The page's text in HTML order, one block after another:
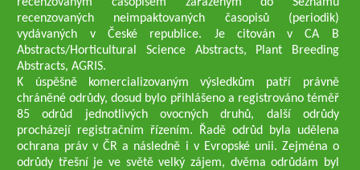
recenzovaných neimpaktovaných časopisů (periodik)
vydávaných v České republice. Je citován v CA B
Abstracts/Horticultural Science Abstracts, Plant Breeding
Abstracts, AGRIS.
K úspěšně komercializovaným výsledkům patří právně
chráněné odrůdy, dosud bylo přihlášeno a registrováno téměř
85 odrůd jednotlivých ovocných druhů, další odrůdy
procházejí registračním řízením. Řadě odrůd byla udělena
ochrana práv v ČR a následně i v Evropské unii. Zejména o
odrůdy třešní je ve světě velký zájem, dvěma odrůdám byl